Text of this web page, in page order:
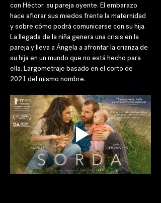
con Héctor, su pareja oyente. El embarazo
hace aflorar sus miedos frente la maternidad
y sobre cómo podrá comunicarse con su hija.
La llegada de la niña genera una crisis en la
pareja y lleva a Ángela a afrontar la crianza de
su hija en un mundo que no está hecho para
ella. Largometraje basado en el corto de
2021 del mismo nombre.